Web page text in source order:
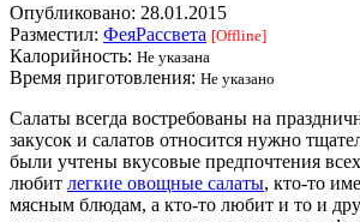
Опубликовано: 28.01.2015
Разместил: ФеяРассвета [Offline]
Калорийность: Не указана
Время приготовления: Не указано
Салаты всегда востребованы на
закусок и салатов относится нужно
были учтены вкусовые предпочтения
любит легкие овощные салаты, кто-то
мясным блюдам, а кто-то любит и то и